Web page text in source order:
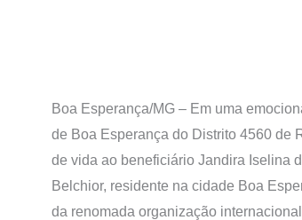
Boa Esperança/MG – Em uma
de Boa Esperança do Distrito 4560 de
de vida ao beneficiário Jandira Iselina
Belchior, residente na cidade Boa
da renomada organização